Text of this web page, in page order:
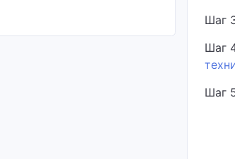
Шаг
Шаг
Шаг